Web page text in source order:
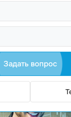
будет
Задать вопрос